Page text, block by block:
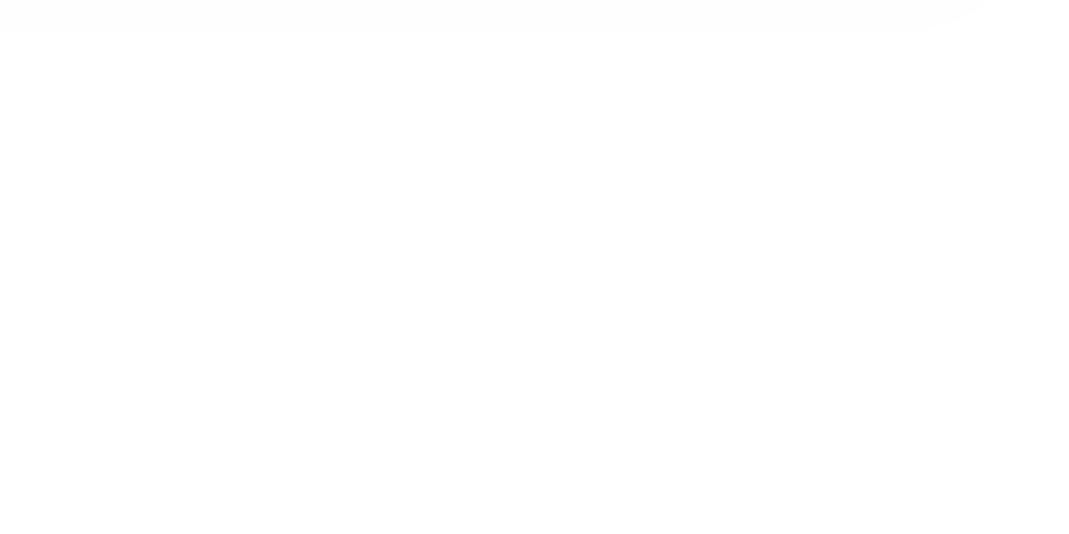
seringkali jadi tantangan. Nourish Kitchen hadir dengan
untuk para ibu hebat seperti kamu!